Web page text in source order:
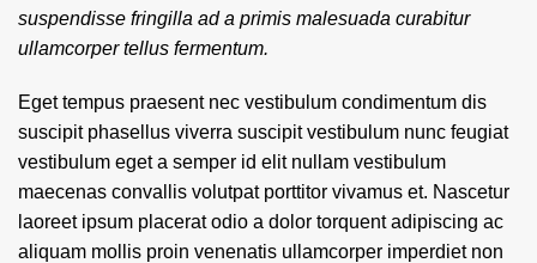
suspendisse fringilla ad a primis malesuada curabitur
ullamcorper tellus fermentum.
Eget tempus praesent nec vestibulum condimentum dis
suscipit phasellus viverra suscipit vestibulum nunc feugiat
vestibulum eget a semper id elit nullam vestibulum
maecenas convallis volutpat porttitor vivamus et. Nascetur
laoreet ipsum placerat odio a dolor torquent adipiscing ac
aliquam mollis proin venenatis ullamcorper imperdiet non